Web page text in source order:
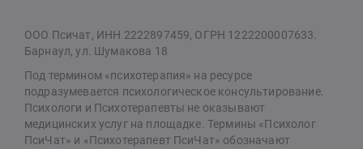
ООО Псичат, ИНН 2222897459, ОГРН 1222200007633.
Барнаул, ул. Шумакова 18
Под термином «психотерапия» на ресурсе
подразумевается психологическое консультирование.
Психологи и Психотерапевты не оказывают
медицинских услуг на площадке. Термины «Психолог
ПсиЧат» и «Психотерапевт ПсиЧат» обозначают